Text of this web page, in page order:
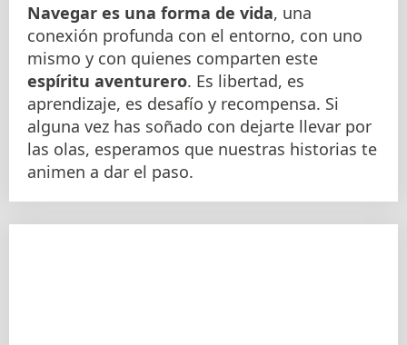
Navegar es una forma de vida, una
conexión profunda con el entorno, con uno
mismo y con quienes comparten este
espíritu aventurero. Es libertad, es
aprendizaje, es desafío y recompensa. Si
alguna vez has soñado con dejarte llevar por
las olas, esperamos que nuestras historias te
animen a dar el paso.